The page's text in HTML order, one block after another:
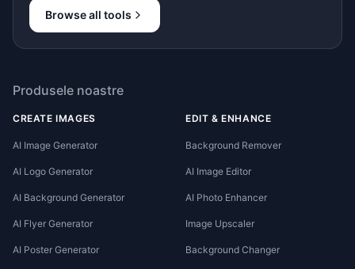
Browse all tools
Produsele noastre
CREATE IMAGES
AI Image Generator
AI Logo Generator
AI Background Generator
AI Flyer Generator
AI Poster Generator
EDIT & ENHANCE
Background Remover
AI Image Editor
AI Photo Enhancer
Image Upscaler
Background Changer